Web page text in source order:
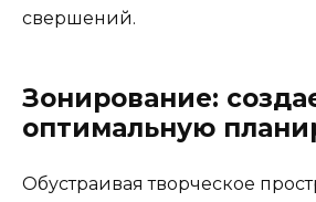
свершений.
Зонирование:
оптимальную
Обустраивая творческое